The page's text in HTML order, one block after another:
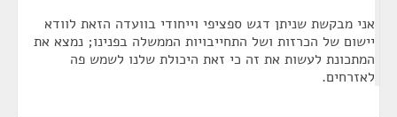
אני מבקשת שניתן דגש ספציפי וייחודי בוועדה הזאת לוודא
יישום של הכרזות ושל התחייבויות הממשלה בפנינו; נמצא את
המתכונת לעשות את זה כי זאת היכולת שלנו לשמש פה
לאזרחים.